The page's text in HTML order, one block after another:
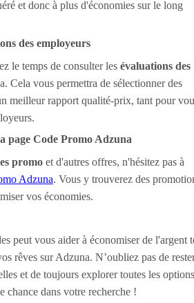
et donc à plus d'économies sur le long
des employeurs
le temps de consulter les évaluations des
Cela vous permettra de sélectionner des
meilleur rapport qualité-prix, tant pour
page Code Promo Adzuna
promo et d'autres offres, n'hésitez pas à
Adzuna. Vous y trouverez des
vos économies.
peut vous aider à économiser de l'argent
rêves sur Adzuna. N’oubliez pas de
et de toujours explorer toutes les
chance dans votre recherche !